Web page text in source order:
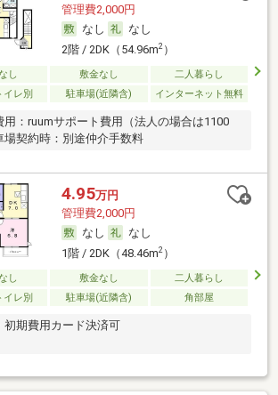
管理費2,000円
なし
なし
2階 / 2DK（54.96m2）
し 敷金なし
二人暮らし
イレ別
駐車場(近隣含) インターネット無料
用：ruumサポート費用（法人の場合は1100
場契約時：別途仲介手数料
4.95万円
管理費2,000円
なし
なし
1階 / 2DK（48.46m2）
し 敷金なし
二人暮らし
レ別
駐車場(近隣含) 角部屋
初期費用カード決済可